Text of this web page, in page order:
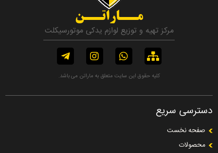
مــاراتــن
مرکز تهیه و توزیع لوازم یدکی موتورسیکلت
کلیه حقوق این سایت متعلق به ماراتن می باشد.
دسترسی سریع
صفحه نخست
محصولات